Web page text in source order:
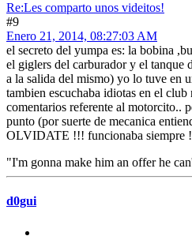
Re:Les comparto unos videitos!
#9
Enero 21, 2014, 08:27:03 AM
el secreto del yumpa es: la bobina
el giglers del carburador y el
a la salida del mismo) yo lo tuve en
tambien escuchaba idiotas en el club
comentarios referente al motorcito..
punto (por suerte de mecanica
OLVIDATE !!! funcionaba siempre
"I'm gonna make him an offer he
d0gui